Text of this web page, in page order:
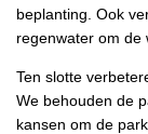
beplanting. Ook
regenwater om de
Ten slotte
We behouden de
kansen om de